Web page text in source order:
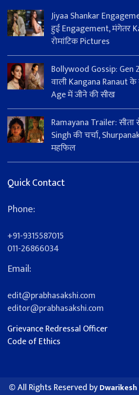
Jiyaa Shankar
हुई Engagement, मंगेतर
रोमांटिक Pictures
Bollywood Gossip:
वाली Kangana Ranaut
Age में जीने की सीख
Ramayana Trailer: सीता
Singh की चर्चा,
महफिल
Quick Contact
Phone:
+91-9315587015
011-26866034
Email:
edit@prabhasakshi.com
editor@prabhasakshi.com
Grievance Redressal Officer
Code of Ethics
© All Rights Reserved by